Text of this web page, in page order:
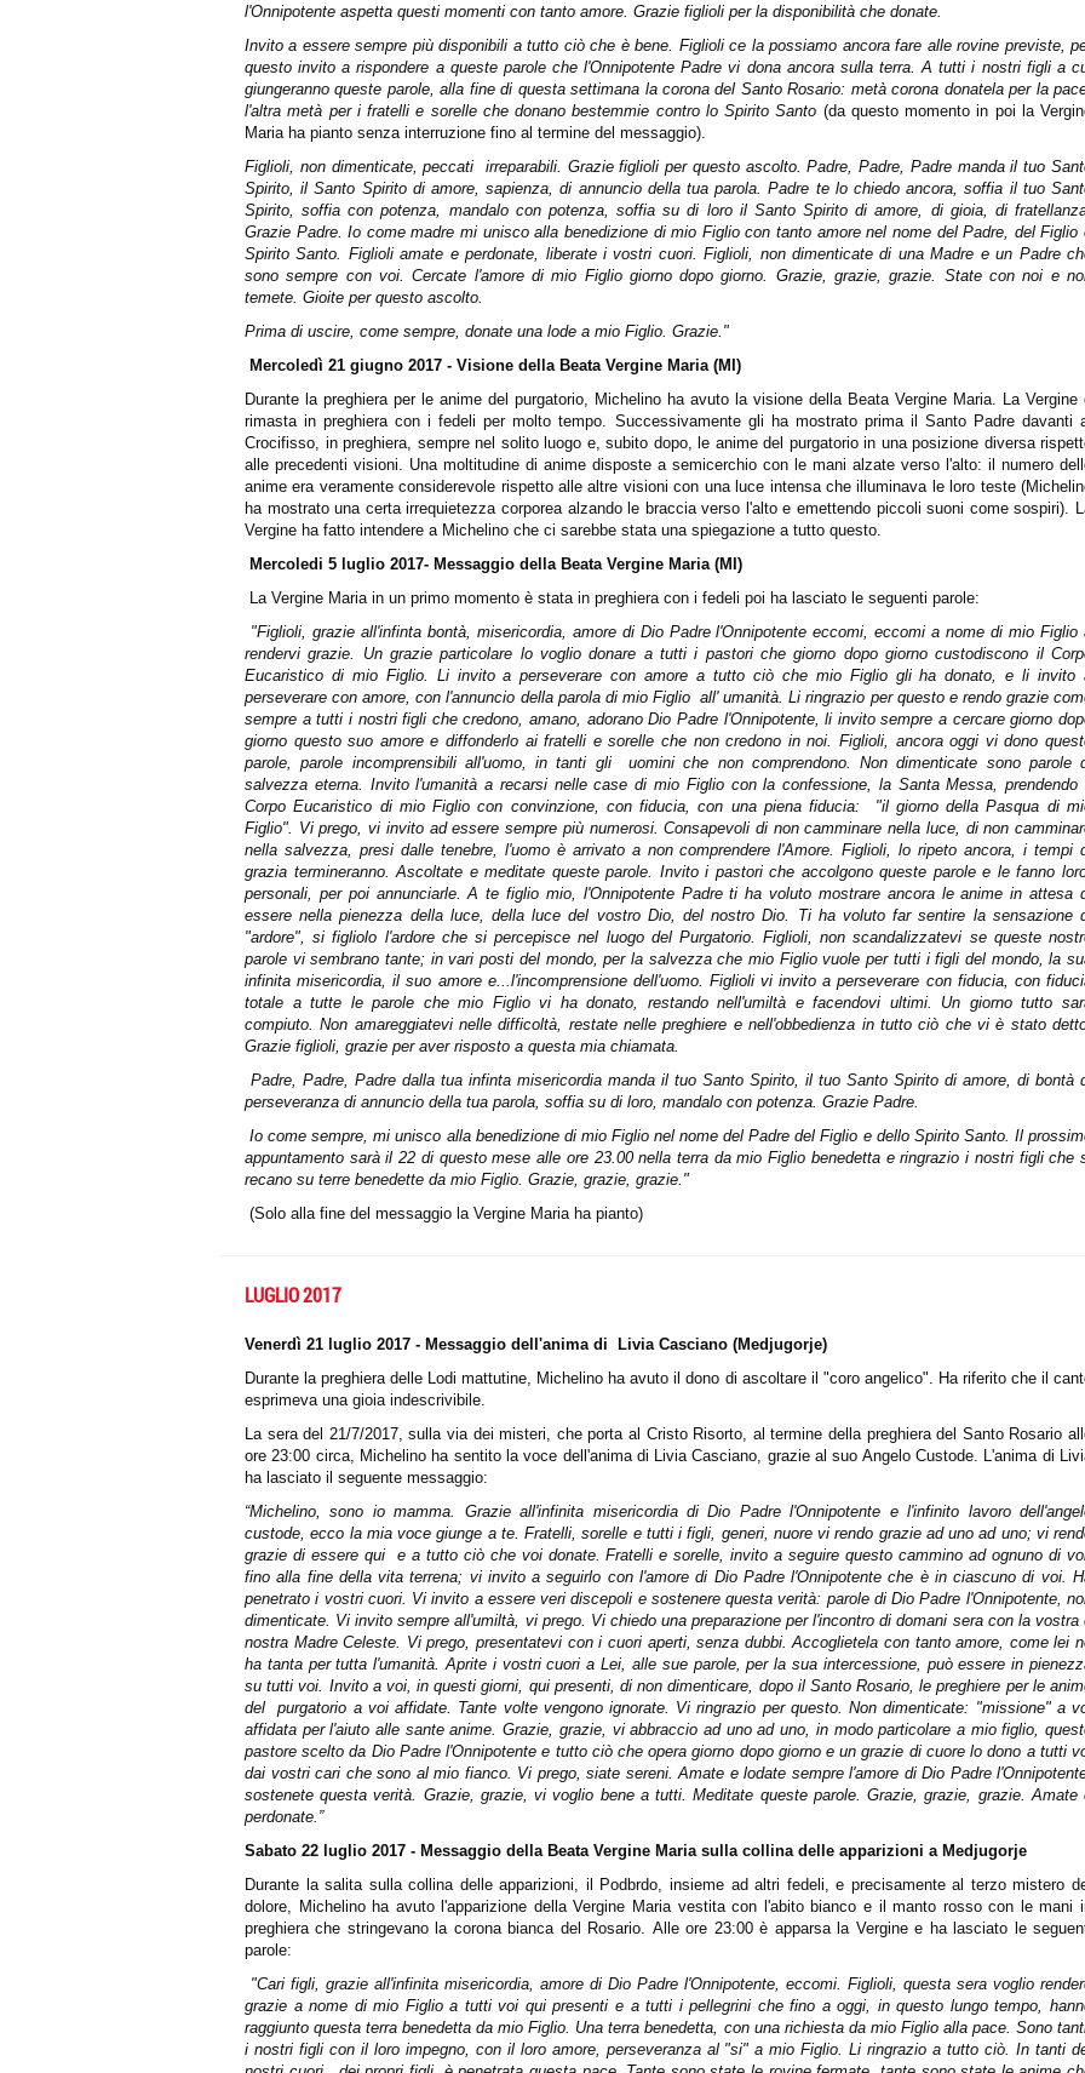
l'Onnipotente aspetta questi momenti con tanto amore. Grazie figlioli per la disponibilità che donate.
Invito a essere sempre più disponibili a tutto ciò che è bene. Figlioli ce la possiamo ancora fare alle rovine previste,
questo invito a rispondere a queste parole che l'Onnipotente Padre vi dona ancora sulla terra. A tutti i nostri figli a
giungeranno queste parole, alla fine di questa settimana la corona del Santo Rosario: metà corona donatela per la
l'altra metà per i fratelli e sorelle che donano bestemmie contro lo Spirito Santo (da questo momento in poi la
Maria ha pianto senza interruzione fino al termine del messaggio).
Figlioli, non dimenticate, peccati
irreparabili. Grazie figlioli per questo ascolto. Padre, Padre, Padre manda il tuo
Spirito, il Santo Spirito di amore, sapienza, di annuncio della tua parola. Padre te lo chiedo ancora, soffia il tuo
Spirito, soffia con potenza, mandalo con potenza, soffia su di loro il Santo Spirito di amore, di gioia, di
Grazie Padre. Io come madre mi unisco alla benedizione di mio Figlio con tanto amore nel nome del Padre, del Figlio
Spirito Santo. Figlioli amate e perdonate, liberate i vostri cuori. Figlioli, non dimenticate di una Madre e un Padre
sono sempre con voi. Cercate l'amore di mio Figlio giorno dopo giorno. Grazie, grazie, grazie. State con noi e
temete. Gioite per questo ascolto.
Prima di uscire, come sempre, donate una lode a mio Figlio. Grazie."
Mercoledì 21 giugno 2017 - Visione della Beata Vergine Maria (MI)
Durante la preghiera per le anime del purgatorio, Michelino ha avuto la visione della Beata Vergine Maria. La Vergine
rimasta in preghiera con i fedeli per molto tempo. Successivamente gli ha mostrato prima il Santo Padre davanti
Crocifisso, in preghiera, sempre nel solito luogo e, subito dopo, le anime del purgatorio in una posizione diversa
alle precedenti visioni. Una moltitudine di anime disposte a semicerchio con le mani alzate verso l'alto: il numero
anime era veramente considerevole rispetto alle altre visioni con una luce intensa che illuminava le loro teste
ha mostrato una certa irrequietezza corporea alzando le braccia verso l'alto e emettendo piccoli suoni come sospiri).
Vergine ha fatto intendere a Michelino che ci sarebbe stata una spiegazione a tutto questo.
Mercoledi 5 luglio 2017- Messaggio della Beata Vergine Maria (MI)
La Vergine Maria in un primo momento è stata in preghiera con i fedeli poi ha lasciato le seguenti parole:
"Figlioli, grazie all'infinta bontà, misericordia, amore di Dio Padre l'Onnipotente eccomi, eccomi a nome di mio Figlio
rendervi grazie. Un grazie particolare lo voglio donare a tutti i pastori che giorno dopo giorno custodiscono il
Eucaristico di mio Figlio. Li invito a perseverare con amore a tutto ciò che mio Figlio gli ha donato, e li invito
perseverare con amore, con l'annuncio della parola di mio Figlio all' umanità. Li ringrazio per questo e rendo grazie
sempre a tutti i nostri figli che credono, amano, adorano Dio Padre l'Onnipotente, li invito sempre a cercare giorno
giorno questo suo amore e diffonderlo ai fratelli e sorelle che non credono in noi. Figlioli, ancora oggi vi dono
parole, parole incomprensibili all'uomo, in tanti gli
uomini che non comprendono. Non dimenticate sono parole
salvezza eterna. Invito l'umanità a recarsi nelle case di mio Figlio con la confessione, la Santa Messa, prendendo
Corpo Eucaristico di mio Figlio con convinzione, con fiducia, con una piena fiducia:
"il giorno della Pasqua di
Figlio". Vi prego, vi invito ad essere sempre più numerosi. Consapevoli di non camminare nella luce, di non
nella salvezza, presi dalle tenebre, l'uomo è arrivato a non comprendere l'Amore. Figlioli, lo ripeto ancora, i tempi
grazia termineranno. Ascoltate e meditate queste parole. Invito i pastori che accolgono queste parole e le fanno
personali, per poi annunciarle. A te figlio mio, l'Onnipotente Padre ti ha voluto mostrare ancora le anime in attesa
essere nella pienezza della luce, della luce del vostro Dio, del nostro Dio. Ti ha voluto far sentire la sensazione
"ardore", si figliolo l'ardore che si percepisce nel luogo del Purgatorio. Figlioli, non scandalizzatevi se queste
parole vi sembrano tante; in vari posti del mondo, per la salvezza che mio Figlio vuole per tutti i figli del mondo, la
infinita misericordia, il suo amore e...l'incomprensione dell'uomo. Figlioli vi invito a perseverare con fiducia, con
totale a tutte le parole che mio Figlio vi ha donato, restando nell'umiltà e facendovi ultimi. Un giorno tutto
compiuto.Non amareggiatevi nelle difficoltà, restate nelle preghiere e nell'obbedienza in tutto ciò che vi è stato
Grazie figlioli, grazie per aver risposto a questa mia chiamata.
Padre, Padre, Padre dalla tua infinta misericordia manda il tuo Santo Spirito, il tuo Santo Spirito di amore, di bontà
perseveranza di annuncio della tua parola, soffia su di loro, mandalo con potenza. Grazie Padre.
Io come sempre, mi unisco alla benedizione di mio Figlio nel nome del Padre del Figlio e dello Spirito Santo. Il
appuntamento sarà il 22 di questo mese alle ore 23.00 nella terra da mio Figlio benedetta e ringrazio i nostri figli che
recano su terre benedette da mio Figlio. Grazie, grazie, grazie."
(Solo alla fine del messaggio la Vergine Maria ha pianto)
LUGLIO 2017
Venerdì 21 luglio 2017 - Messaggio dell'anima di Livia Casciano (Medjugorje)
Durante la preghiera delle Lodi mattutine, Michelino ha avuto il dono di ascoltare il "coro angelico". Ha riferito che il
esprimeva una gioia indescrivibile.
La sera del 21/7/2017, sulla via dei misteri, che porta al Cristo Risorto, al termine della preghiera del Santo Rosario
ore 23:00 circa, Michelino ha sentito la voce dell'anima di Livia Casciano, grazie al suo Angelo Custode. L'anima di
ha lasciato il seguente messaggio:
“Michelino, sono io mamma. Grazie all'infinita misericordia di Dio Padre l'Onnipotente e l'infinito lavoro
custode, ecco la mia voce giunge a te. Fratelli, sorelle e tutti i figli, generi, nuore vi rendo grazie ad uno ad uno; vi
grazie di essere qui e a tutto ciò che voi donate. Fratelli e sorelle, invito a seguire questo cammino ad ognuno di
fino alla fine della vita terrena; vi invito a seguirlo con l'amore di Dio Padre l'Onnipotente che è in ciascuno di voi.
penetrato i vostri cuori. Vi invito a essere veri discepoli e sostenere questa verità: parole di Dio Padre l'Onnipotente,
dimenticate. Vi invito sempre all'umiltà, vi prego. Vi chiedo una preparazione per l'incontro di domani sera con la vostra
nostra Madre Celeste. Vi prego, presentatevi con i cuori aperti, senza dubbi. Accoglietela con tanto amore, come lei
ha tanta per tutta l'umanità. Aprite i vostri cuori a Lei, alle sue parole, per la sua intercessione, può essere in
su tutti voi. Invito a voi, in questi giorni, qui presenti, di non dimenticare, dopo il Santo Rosario, le preghiere per le
del purgatorio a voi affidate. Tante volte vengono ignorate. Vi ringrazio per questo. Non dimenticate: "missione" a
affidata per l'aiuto alle sante anime. Grazie, grazie, vi abbraccio ad uno ad uno, in modo particolare a mio figlio,
pastore scelto da Dio Padre l'Onnipotente e tutto ciò che opera giorno dopo giorno e un grazie di cuore lo dono a tutti
dai vostri cari che sono al mio fianco. Vi prego, siate sereni. Amate e lodate sempre l'amore di Dio Padre
sostenete questa verità. Grazie, grazie, vi voglio bene a tutti. Meditate queste parole. Grazie, grazie, grazie. Amate
perdonate.”
Sabato 22 luglio 2017 - Messaggio della Beata Vergine Maria sulla collina delle apparizioni a Medjugorje
Durante la salita sulla collina delle apparizioni, il Podbrdo, insieme ad altri fedeli, e precisamente al terzo mistero
dolore, Michelino ha avuto l'apparizione della Vergine Maria vestita con l'abito bianco e il manto rosso con le mani
preghiera che stringevano la corona bianca del Rosario. Alle ore 23:00 è apparsa la Vergine e ha lasciato le
parole:
"Cari figli, grazie all'infinita misericordia, amore di Dio Padre l'Onnipotente, eccomi. Figlioli, questa sera voglio
grazie a nome di mio Figlio a tutti voi qui presenti e a tutti i pellegrini che fino a oggi, in questo lungo tempo,
raggiunto questa terra benedetta da mio Figlio. Una terra benedetta, con una richiesta da mio Figlio alla pace. Sono
i nostri figli con il loro impegno, con il loro amore, perseveranza al "si" a mio Figlio. Li ringrazio a tutto ciò. In tanti